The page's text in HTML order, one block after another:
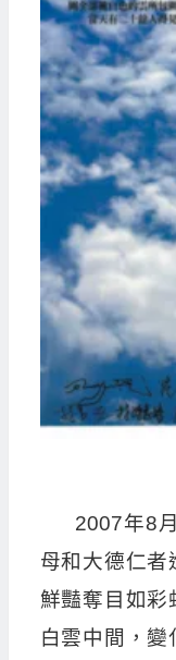
2007年8
母和大德仁者
鮮豔奪目如彩
白雲中間，